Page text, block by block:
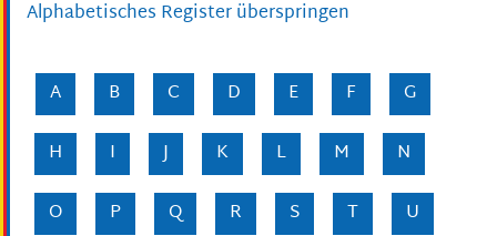
Alphabetisches Register überspringen
A B C D E F
G
H
I J K L M
N
O
P Q R S T
U